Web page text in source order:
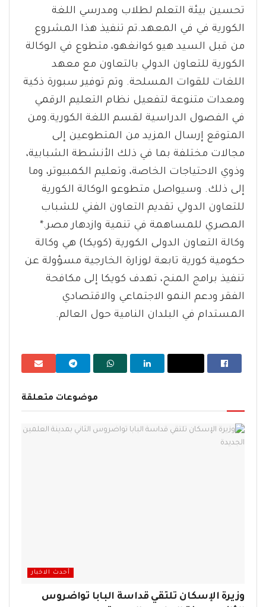
تحسين بيئة التعلم لطلاب ومدرسي اللغة
الكورية في في المعهد.تم تنفيذ هذا المشروع
من قبل السيد هيو كوانغهو، متطوع في الوكالة
الكورية للتعاون الدولي بالتعاون مع معهد
اللغات للقوات المسلحة. وتم توفير سبورة ذكية
ومعدات متنوعة لتفعيل نظام التعليم الرقمي
في الفصول الدراسية لقسم اللغة الكورية.ومن
المتوقع إرسال المزيد من المتطوعين إلى
مجالات مختلفة بما في ذلك الأنشطة الشبابية،
وذوي الاحتياجات الخاصة، وتعليم الكمبيوتر، وما
إلى ذلك. وسيواصل متطوعو الوكالة الكورية
للتعاون الدولي تقديم التعاون الفني للشباب
المصري للمساهمة في تنمية وازدهار مصر.*
وكالة التعاون الدولى الكورية (كويكا) هي وكالة
حكومية كورية تابعة لوزارة الخارجية مسؤولة عن
تنفيذ برامج المنح، تهدف كويكا إلى مكافحة
الفقر ودعم النمو الاجتماعي والاقتصادي
المستدام في البلدان النامية حول العالم.
موضوعات متعلقة
أحدث الاخبار
وزيرة الإسكان تلتقي قداسة البابا تواضروس